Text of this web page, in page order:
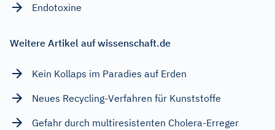
Endotoxine
Weitere Artikel auf wissenschaft.de
Kein Kollaps im Paradies auf Erden
Neues Recycling-Verfahren für Kunststoffe
Gefahr durch multiresistenten Cholera-Erreger